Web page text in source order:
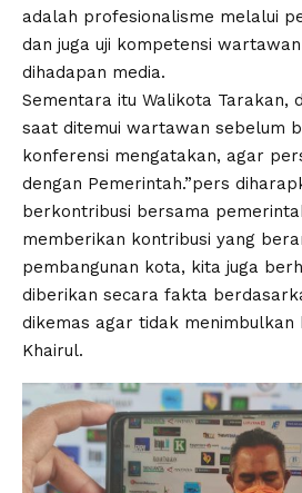
adalah profesionalisme melalui
dan juga uji kompetensi
dihadapan media.
Sementara itu Walikota Tarakan,
saat ditemui wartawan sebelum
konferensi mengatakan, agar
dengan Pemerintah.”pers
berkontribusi bersama
memberikan kontribusi yang
pembangunan kota, kita juga
diberikan secara fakta
dikemas agar tidak menimbulkan
Khairul.